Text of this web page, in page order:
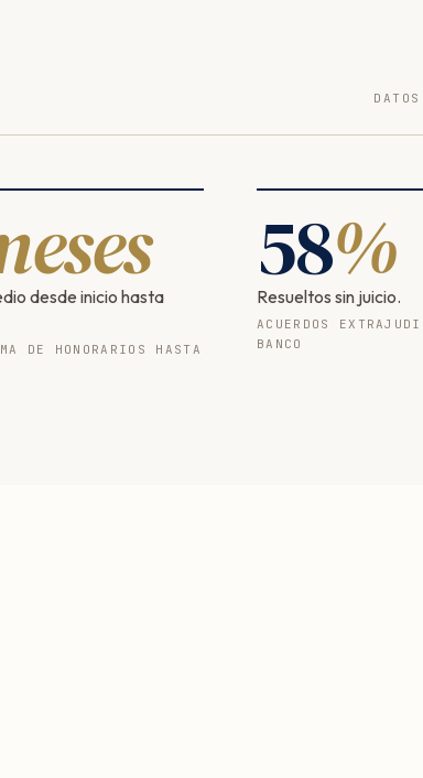
desde inicio hasta
DE HONORARIOS HASTA
58%
Resueltos sin juicio.
ACUERDOS
BANCO